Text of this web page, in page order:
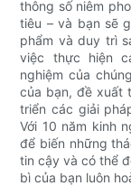
thông số niêm
tiêu – và bạn sẽ
phẩm và duy trì
việc thực hiện
nghiệm của
của bạn, đề xuất
triển các giải
Với 10 năm kinh
để biến những
tin cậy và có thể
bì của bạn luôn